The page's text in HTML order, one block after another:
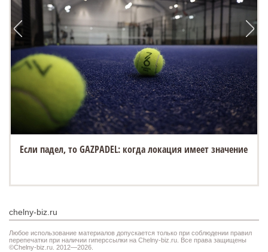
Если падел, то GAZPADEL: когда локация имеет значение
chelny-biz.ru
Любое использование материалов допускается только при соблюдении правил
перепечатки при наличии гиперссылки на Chelny-biz.ru. Все права защищены
©Chelny-biz.ru. 2012—2026.